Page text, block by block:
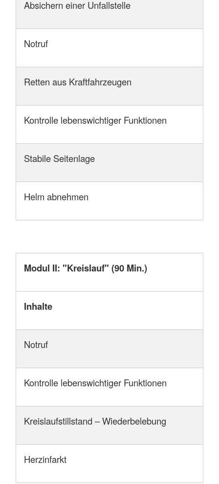
Absichern einer Unfallstelle
Notruf
Retten aus Kraftfahrzeugen
Kontrolle lebenswichtiger Funktionen
Stabile Seitenlage
Helm abnehmen
Modul II: "Kreislauf" (90 Min.)
Inhalte
Notruf
Kontrolle lebenswichtiger Funktionen
Kreislaufstillstand – Wiederbelebung
Herzinfarkt